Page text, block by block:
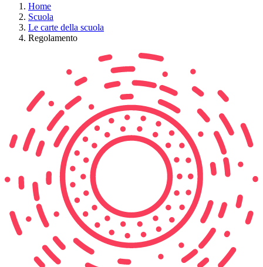
Home
Scuola
Le carte della scuola
Regolamento